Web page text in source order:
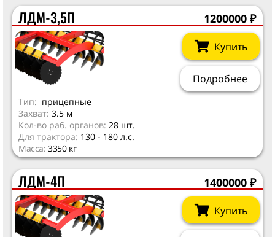
ЛДМ-3,5П 1200000 ₽
Купить
Подробнее
Тип: прицепные
Захват: 3.5 м
Кол-во раб. органов: 28 шт.
Для трактора: 130 - 180 л.с.
Масса: 3350 кг
ЛДМ-4П 1400000 ₽
Купить